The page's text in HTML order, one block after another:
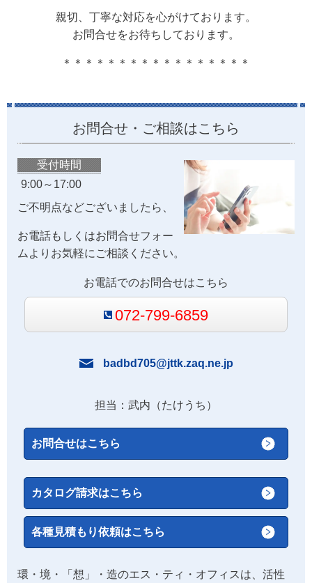
親切、丁寧な対応を心がけております。
お問合せをお待ちしております。
＊＊＊＊＊＊＊＊＊＊＊＊＊＊＊＊＊
お問合せ・ご相談はこちら
受付時間
9:00～17:00
ご不明点などございましたら、
お電話もしくはお問合せフォー
ムよりお気軽にご相談ください。
お電話でのお問合せはこちら
072-799-6859
badbd705@jttk.zaq.ne.jp
担当：武内（たけうち）
お問合せはこちら
カタログ請求はこちら
各種見積もり依頼はこちら
環・境・「想」・造のエス・ティ・オフィスは、活性